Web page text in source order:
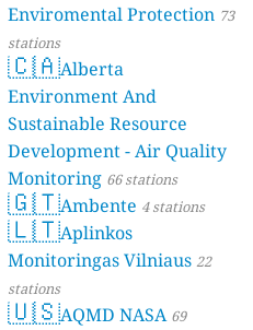
Enviromental Protection 73
stations
🇨🇦Alberta
Environment And
Sustainable Resource
Development - Air Quality
Monitoring 66 stations
🇬🇹Ambente 4 stations
🇱🇹Aplinkos
Monitoringas Vilniaus 22
stations
🇺🇸AQMD NASA 69